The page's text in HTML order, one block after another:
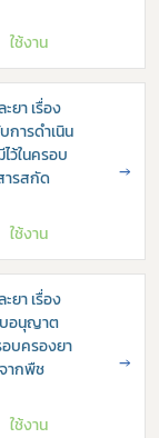
ใช้งาน
ยา เรื่อง
ารดำเนิน
ว้ในครอบ
ารสกัด
ใช้งาน
→
ยา เรื่อง
บอนุญาต
อบครองยา
ากพืช
ใช้งาน
→